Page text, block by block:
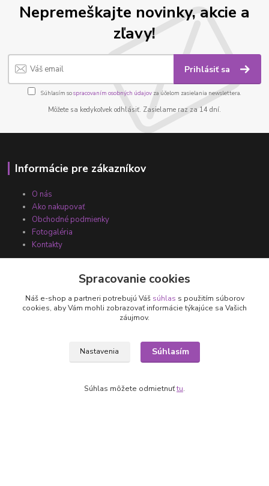
Nepremeškajte novinky, akcie a
zľavy!
Prihlásiť sa
Súhlasím sospracovaním osobných údajov za účelom zasielania newslettera.
Môžete sa kedykoľvek odhlásiť. Zasielame raz za 14 dní.
Informácie pre zákazníkov
O nás
Ako nakupovať
Obchodné podmienky
Fotogaléria
Kontakty
+421 905 531 251
Spracovanie cookies
Náš e-shop a partneri potrebujú Váš súhlas s použitím súborov
cookies, aby Vám mohli zobrazovať informácie týkajúce sa Vašich
záujmov.
Nastavenia Súhlasím
Súhlas môžete odmietnuťtu.